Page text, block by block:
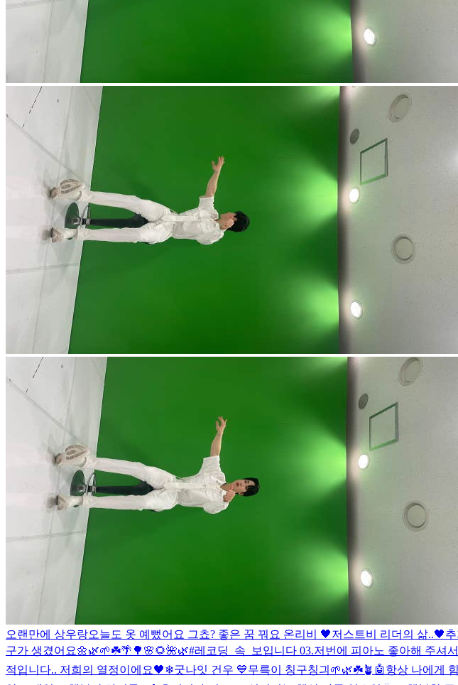
오랜만에 상우랑오늘도 옷 예뻤어요 그쵸? 좋은 꿈 꿔요 온리비 🖤저스트비 리더의 삶..🖤
구가 생겼어요🌼🌿🌱☘️🌴🌳🌸🌻🌺🌿#레코딩_속_보입니다 03.저번에 피아노 좋아해 주셔
적입니다.. 저희의 열정이에요🖤❄굿나잇 건우 💙무륵이 칭구칭긔🌱🌿☘️🪴 🤖 항상 나에게